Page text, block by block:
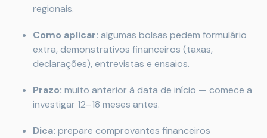
regionais.
Como aplicar: algumas bolsas pedem formulário
extra, demonstrativos financeiros (taxas,
declarações), entrevistas e ensaios.
Prazo: muito anterior à data de início — comece a
investigar 12–18 meses antes.
Dica: prepare comprovantes financeiros